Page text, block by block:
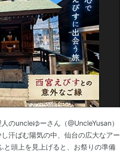
のuncleゆーさん（@UncleYusan）
汗ばむ陽気の中、仙台の広大なアー
頭上を見上げると、お祭りの準備